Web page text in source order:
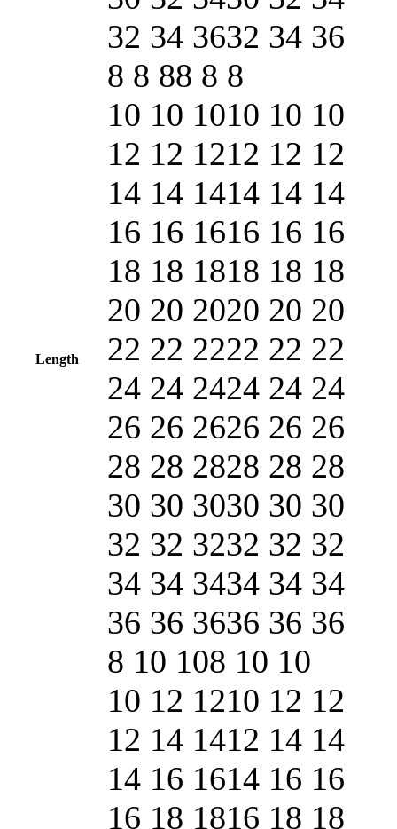
Length
32 34 3632 34 36
8 8 88 8 8
10 10 1010 10 10
12 12 1212 12 12
14 14 1414 14 14
16 16 1616 16 16
18 18 1818 18 18
20 20 2020 20 20
22 22 2222 22 22
24 24 2424 24 24
26 26 2626 26 26
28 28 2828 28 28
30 30 3030 30 30
32 32 3232 32 32
34 34 3434 34 34
36 36 3636 36 36
8 10 108 10 10
10 12 1210 12 12
12 14 1412 14 14
14 16 1614 16 16
16 18 1816 18 18